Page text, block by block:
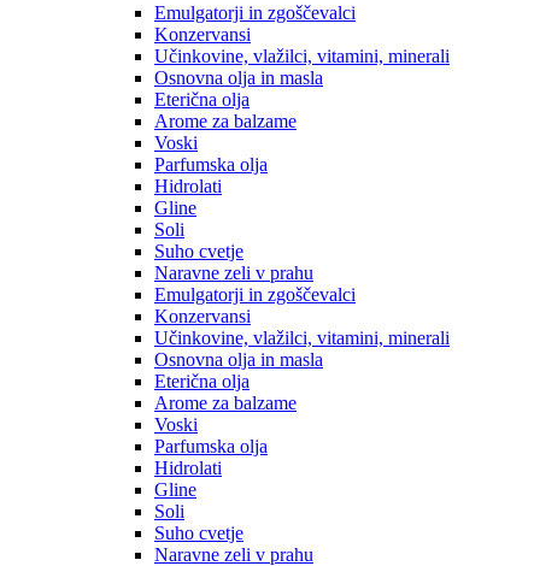
Emulgatorji in zgoščevalci
Konzervansi
Učinkovine, vlažilci, vitamini, minerali
Osnovna olja in masla
Eterična olja
Arome za balzame
Voski
Parfumska olja
Hidrolati
Gline
Soli
Suho cvetje
Naravne zeli v prahu
Emulgatorji in zgoščevalci
Konzervansi
Učinkovine, vlažilci, vitamini, minerali
Osnovna olja in masla
Eterična olja
Arome za balzame
Voski
Parfumska olja
Hidrolati
Gline
Soli
Suho cvetje
Naravne zeli v prahu